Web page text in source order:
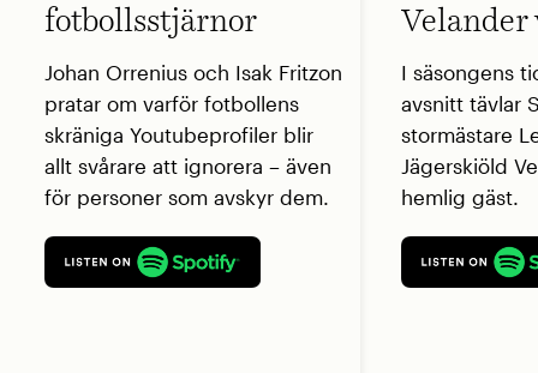
fotbollsstjärnor
Johan Orrenius och Isak Fritzon
pratar om varför fotbollens
skräniga Youtubeprofiler blir
allt svårare att ignorera – även
för personer som avskyr dem.
Velander
I säsongens
avsnitt tävlar
stormästare
Jägerskiöld
hemlig gäst.